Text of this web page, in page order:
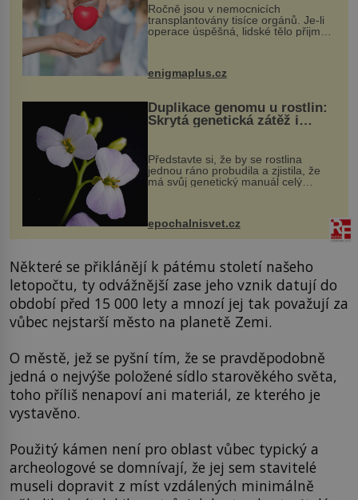
Ročně jsou v nemocnicích
transplantovány tisíce orgánů. Je-li
operace úspěšná, lidské tělo přijme
enigmaplus.cz
Duplikace genomu u rostlin:
Skrytá genetická zátěž i
Představte si, že by se rostlina
jednou ráno probudila a zjistila, že
má svůj genetický manuál celý
vstupenka...
epochalnisvet.cz
Některé se přiklánějí k pátému století našeho
letopočtu, ty odvážnější zase jeho vznik datují do
období před 15 000 lety a mnozí jej tak považují za
vůbec nejstarší město na planetě Zemi.
O městě, jež se pyšní tím, že se pravděpodobně
jedná o nejvýše položené sídlo starověkého světa,
toho příliš nenapoví ani materiál, ze kterého je
vystavěno.
Použitý kámen není pro oblast vůbec typický a
archeologové se domnívají, že jej sem stavitelé
museli dopravit z míst vzdálených minimálně